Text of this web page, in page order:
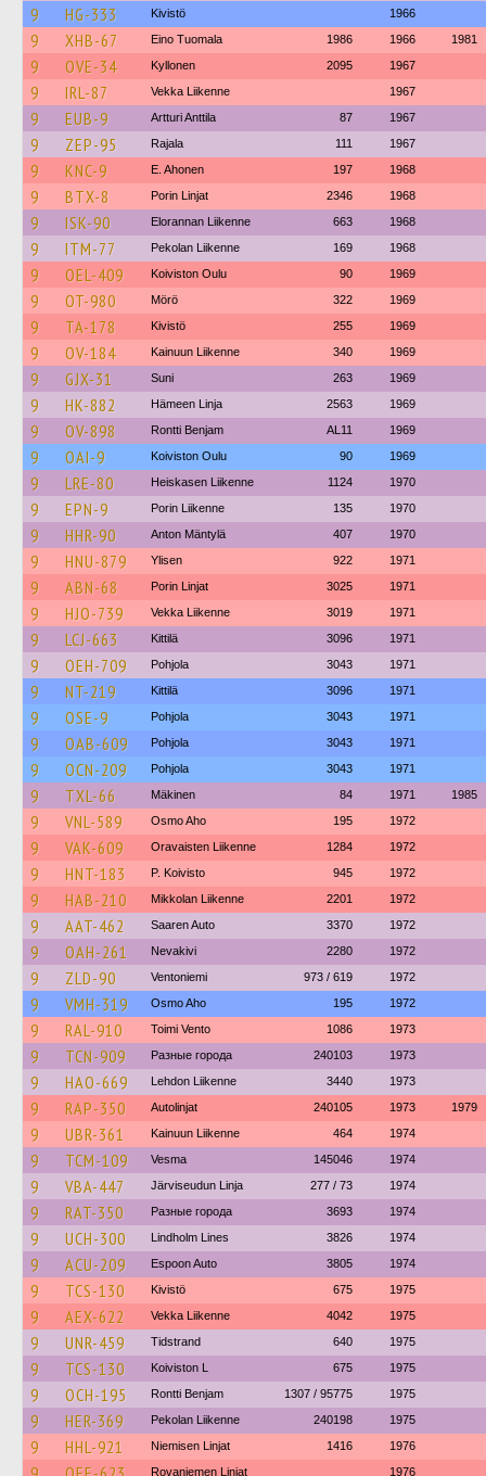
9 HG-333 Kivistö 1966
9 XHB-67 Eino Tuomala 1986 1966 1981
9 OVE-34 Kyllonen 2095 1967
9 IRL-87 Vekka Liikenne 1967
9 EUB-9 Artturi Anttila 87 1967
9 ZEP-95 Rajala 111 1967
9 KNC-9 E. Ahonen 197 1968
9 BTX-8 Porin Linjat 2346 1968
9 ISK-90 Elorannan Liikenne 663 1968
9 ITM-77 Pekolan Liikenne 169 1968
9 OEL-409 Koiviston Oulu 90 1969
9 OT-980 Mörö 322 1969
9 TA-178 Kivistö 255 1969
9 OV-184 Kainuun Liikenne 340 1969
9 GJX-31 Suni 263 1969
9 HK-882 Hämeen Linja 2563 1969
9 OV-898 Rontti Benjam AL11 1969
9 OAI-9 Koiviston Oulu 90 1969
9 LRE-80 Heiskasen Liikenne 1124 1970
9 EPN-9 Porin Liikenne 135 1970
9 HHR-90 Anton Mäntylä 407 1970
9 HNU-879 Ylisen 922 1971
9 ABN-68 Porin Linjat 3025 1971
9 HJO-739 Vekka Liikenne 3019 1971
9 LCJ-663 Kittilä 3096 1971
9 OEH-709 Pohjola 3043 1971
9 NT-219 Kittilä 3096 1971
9 OSE-9 Pohjola 3043 1971
9 OAB-609 Pohjola 3043 1971
9 OCN-209 Pohjola 3043 1971
9 TXL-66 Mäkinen 84 1971 1985
9 VNL-589 Osmo Aho 195 1972
9 VAK-609 Oravaisten Liikenne 1284 1972
9 HNT-183 P. Koivisto 945 1972
9 HAB-210 Mikkolan Liikenne 2201 1972
9 AAT-462 Saaren Auto 3370 1972
9 OAH-261 Nevakivi 2280 1972
9 ZLD-90 Ventoniemi 973 / 619 1972
9 VMH-319 Osmo Aho 195 1972
9 RAL-910 Toimi Vento 1086 1973
9 TCN-909 Разные города 240103 1973
9 HAO-669 Lehdon Liikenne 3440 1973
9 RAP-350 Autolinjat 240105 1973 1979
9 UBR-361 Kainuun Liikenne 464 1974
9 TCM-109 Vesma 145046 1974
9 VBA-447 Järviseudun Linja 277 / 73 1974
9 RAT-350 Разные города 3693 1974
9 UCH-300 Lindholm Lines 3826 1974
9 ACU-209 Espoon Auto 3805 1974
9 TCS-130 Kivistö 675 1975
9 AEX-622 Vekka Liikenne 4042 1975
9 UNR-459 Tidstrand 640 1975
9 TCS-130 Koiviston L 675 1975
9 OCH-195 Rontti Benjam 1307 / 95775 1975
9 HER-369 Pekolan Liikenne 240198 1975
9 HHL-921 Niemisen Linjat 1416 1976
Rovaniemen Linjat 1976